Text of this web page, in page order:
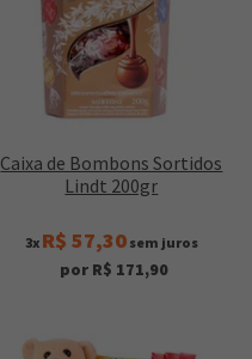
Caixa de Bombons Sortidos
Lindt 200gr
3x R$ 57,30sem juros
por R$ 171,90